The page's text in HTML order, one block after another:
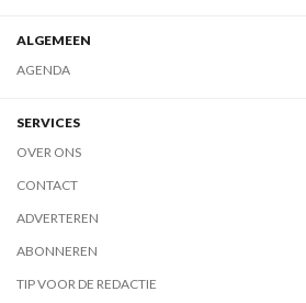
ALGEMEEN
AGENDA
SERVICES
OVER ONS
CONTACT
ADVERTEREN
ABONNEREN
TIP VOOR DE REDACTIE